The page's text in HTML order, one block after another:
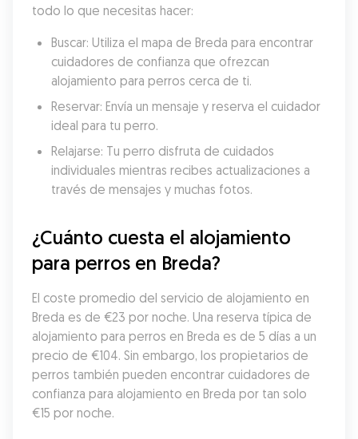
todo lo que necesitas hacer:
Buscar: Utiliza el mapa de Breda para encontrar
cuidadores de confianza que ofrezcan
alojamiento para perros cerca de ti.
Reservar: Envía un mensaje y reserva el cuidador
ideal para tu perro.
Relajarse: Tu perro disfruta de cuidados
individuales mientras recibes actualizaciones a
través de mensajes y muchas fotos.
¿Cuánto cuesta el alojamiento
para perros en Breda?
El coste promedio del servicio de alojamiento en
Breda es de €23 por noche. Una reserva típica de
alojamiento para perros en Breda es de 5 días a un
precio de €104. Sin embargo, los propietarios de
perros también pueden encontrar cuidadores de
confianza para alojamiento en Breda por tan solo
€15 por noche.